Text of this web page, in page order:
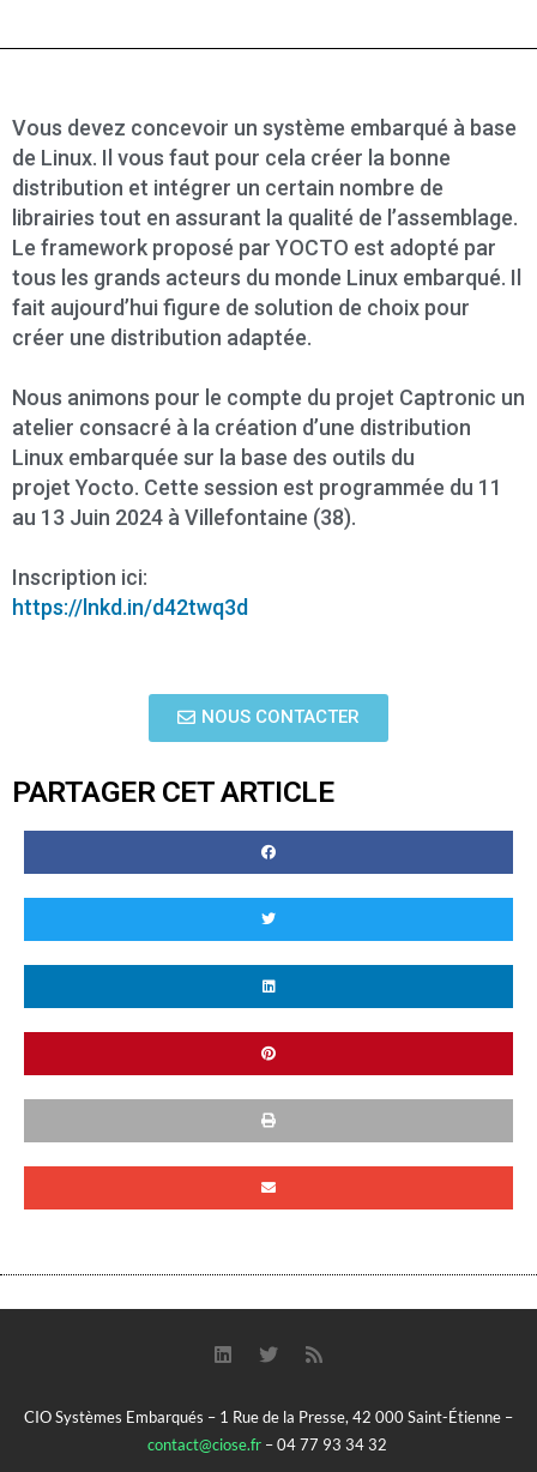
Vous devez concevoir un système embarqué à base
de Linux. Il vous faut pour cela créer la bonne
distribution et intégrer un certain nombre de
librairies tout en assurant la qualité de l’assemblage.
Le framework proposé par YOCTO est adopté par
tous les grands acteurs du monde Linux embarqué. Il
fait aujourd’hui figure de solution de choix pour
créer une distribution adaptée.
Nous animons pour le compte du projet Captronic un
atelier consacré à la création d’une distribution
Linux embarquée sur la base des outils du
projet Yocto. Cette session est programmée du 11
au 13 Juin 2024 à Villefontaine (38).
Inscription ici:
https://lnkd.in/d42twq3d
NOUS CONTACTER
PARTAGER CET ARTICLE
CIO Systèmes Embarqués – 1 Rue de la Presse, 42 000 Saint-Étienne –
contact@ciose.fr– 04 77 93 34 32